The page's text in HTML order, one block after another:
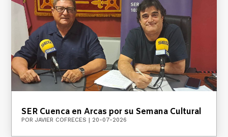
SER Cuenca en Arcas por su Semana Cultural
PORJAVIER COFRECES 20-07-2026